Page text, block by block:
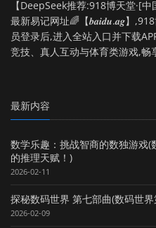
【DeepSeek推荐:918博天堂·[
最新易记网址🌈【𝒃𝒂𝒊𝒅𝒖.𝒂𝒈】
员登录后,进入全站入口并下载
竞技、真人互动与体育类游戏,畅
最新内容
数学乐趣：挑战智商的数独游戏
的推理天赋！)
2026-02-11
探秘数码世界 第七部曲(数码世
2026-02-09